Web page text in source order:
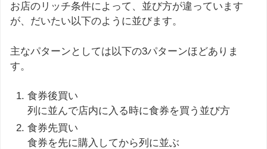
お店のリッチ条件によって、並び方が違っています
が、だいたい以下のように並びます。
主なパターンとしては以下の3パターンほどありま
す。
食券後買い
列に並んで店内に入る時に食券を買う並び方
食券先買い
食券を先に購入してから列に並ぶ